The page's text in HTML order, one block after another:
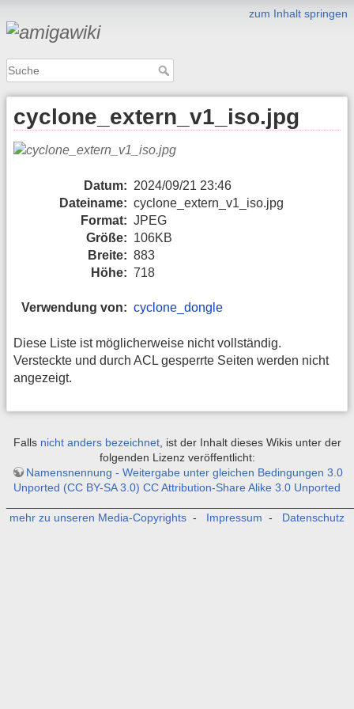
zum Inhalt springen
cyclone_extern_v1_iso.jpg
Datum: 2024/09/21 23:46
Dateiname: cyclone_extern_v1_iso.jpg
Format: JPEG
Größe: 106KB
Breite: 883
Höhe: 718
Verwendung von: cyclone_dongle
Diese Liste ist möglicherweise nicht vollständig.
Versteckte und durch ACL gesperrte Seiten werden nicht
angezeigt.
Falls nicht anders bezeichnet, ist der Inhalt dieses Wikis unter der
folgenden Lizenz veröffentlicht:
Namensnennung - Weitergabe unter gleichen Bedingungen 3.0
Unported (CC BY-SA 3.0) CC Attribution-Share Alike 3.0 Unported
mehr zu unseren Media-Copyrights - Impressum - Datenschutz